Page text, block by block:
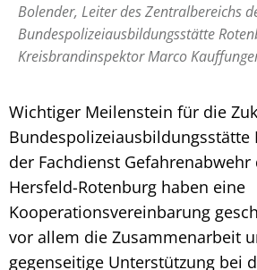
Bolender, Leiter des Zentralbereichs
Bundespolizeiausbildungsstätte
Kreisbrandinspektor Marco
Wichtiger Meilenstein für die
Bundespolizeiausbildungsstätte
der Fachdienst Gefahrenabwehr
Hersfeld-Rotenburg haben eine
Kooperationsvereinbarung
vor allem die Zusammenarbeit
gegenseitige Unterstützung bei